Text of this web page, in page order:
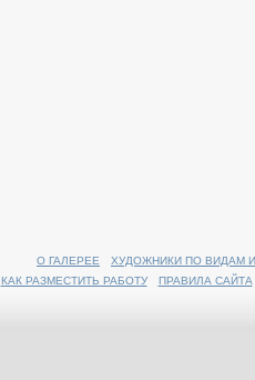
О ГАЛЕРЕЕ
ХУДОЖНИКИ ПО ВИДАМ
КАК РАЗМЕСТИТЬ РАБОТУ
ПРАВИЛА САЙТА